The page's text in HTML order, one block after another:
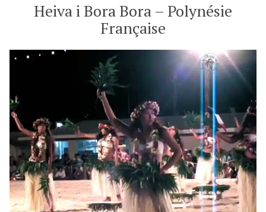
Heiva i Bora Bora – Polynésie
Française